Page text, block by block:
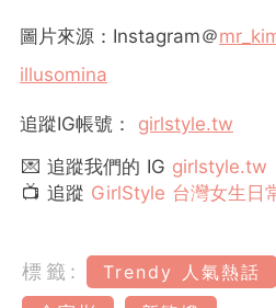
圖片來源：Instagram＠
illusomina
追蹤IG帳號：
girlstyle.tw
💌 追蹤我們的 IG girlstyle.tw
📺 追蹤 GirlStyle 台灣女生日
標籤: Trendy 人氣熱話